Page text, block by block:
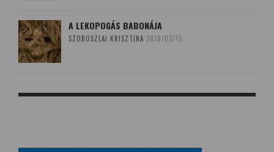
A LEKOPOGÁS BABONÁJA
SZOBOSZLAI KRISZTINA 2018/03/15